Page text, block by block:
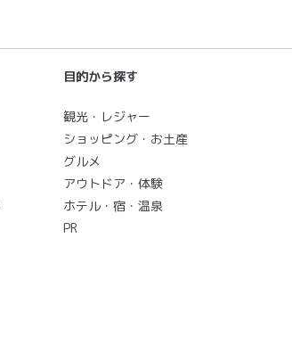
目的から探す
観光・レジャー
ショッピング・お土産
グルメ
アウトドア・体験
ホテル・宿・温泉
PR